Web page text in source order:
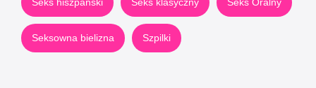
Seksowna bielizna Szpilki